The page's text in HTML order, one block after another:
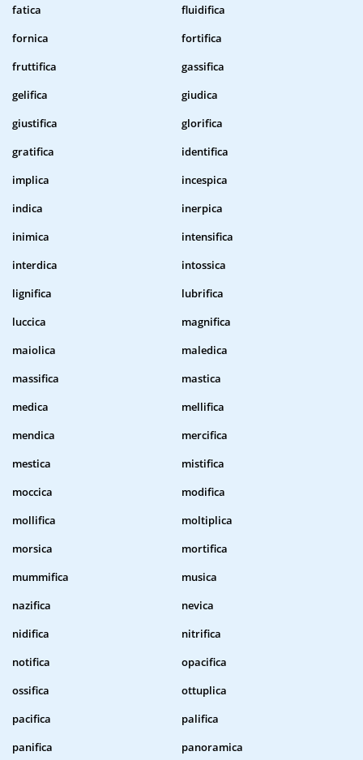
fatica
fluidifica
fornica
fortifica
fruttifica
gassifica
gelifica
giudica
giustifica
glorifica
gratifica
identifica
implica
incespica
indica
inerpica
inimica
intensifica
interdica
intossica
lignifica
lubrifica
luccica
magnifica
maiolica
maledica
massifica
mastica
medica
mellifica
mendica
mercifica
mestica
mistifica
moccica
modifica
mollifica
moltiplica
morsica
mortifica
mummifica
musica
nazifica
nevica
nidifica
nitrifica
notifica
opacifica
ossifica
ottuplica
pacifica
palifica
panifica
panoramica